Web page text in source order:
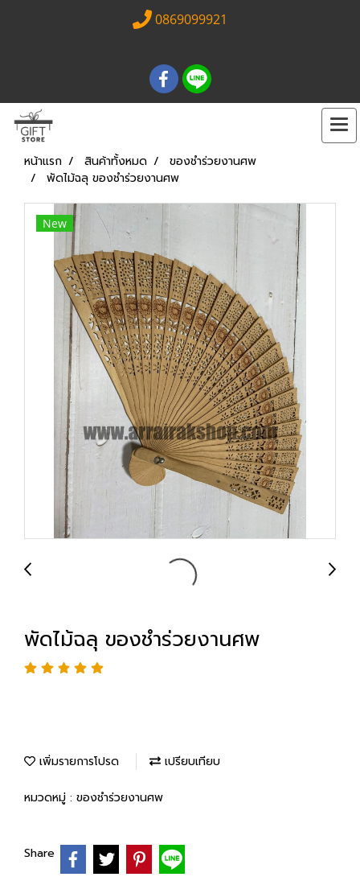
0869099921
หน้าแรก สินค้าทั้งหมด
ของชำร่วยงานศพ
พัดไม้ฉลุ ของชำร่วยงานศพ
New
พัดไม้ฉลุ ของชำร่วยงานศพ
เพิ่มรายการโปรด เปรียบเทียบ
หมวดหมู่ : ของชำร่วยงานศพ
Share